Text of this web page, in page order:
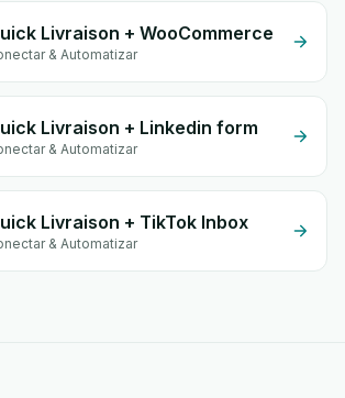
Livraison + WooCommerce
& Automatizar
Livraison + Linkedin form
& Automatizar
Livraison + TikTok Inbox
& Automatizar